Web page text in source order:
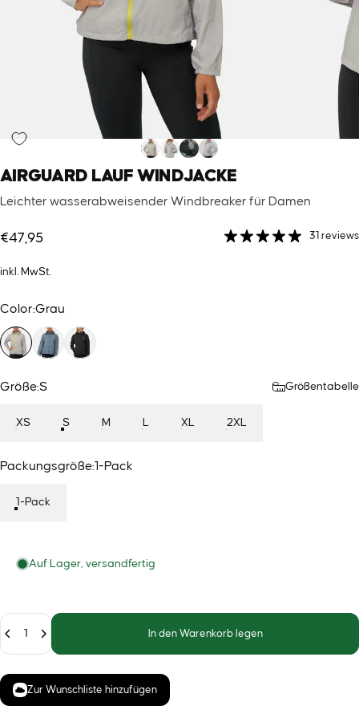
AIRGUARD LAUF WINDJACKE
Leichter wasserabweisender Windbreaker für Damen
€47,95 31 reviews
inkl. MwSt.
Color
Color:Grau
Größe
Größe:S Größentabelle
S M L
XS XL 2XL
Packungsgröße
Packungsgröße:1-Pack
1-Pack
Auf Lager, versandfertig
Anzahl
In den Warenkorb legen
Zur Wunschliste hinzufügen